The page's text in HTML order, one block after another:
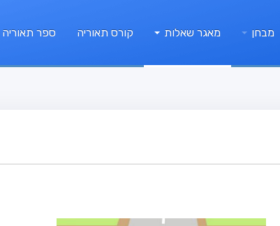
מבחן מאגר שאלות קורס תאוריה ספר תאוריה